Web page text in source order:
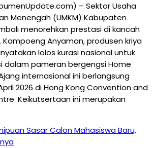
– Sektor Usaha
Menengah (UMKM) Kabupaten
menorehkan prestasi di kancah
Kampoeng Anyaman, produsen kriya
lolos kurasi nasional untuk
dalam pameran bergengsi Home
internasional ini berlangsung
2026 di Hong Kong Convention and
Keikutsertaan ini merupakan